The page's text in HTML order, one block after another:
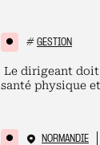
# GESTION
Le dirigeant doit
santé physique
NORMANDIE